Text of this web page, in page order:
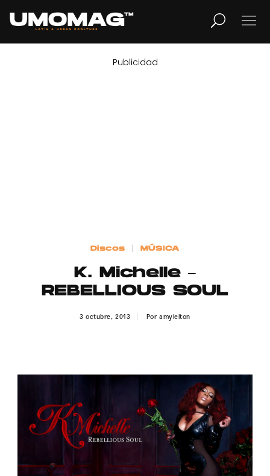
LIFESTYLE
DERECHOS RESERVADOS.
Publicidad
Discos MÚSICA
K. Michelle –
REBELLIOUS SOUL
3 octubre, 2013 Poramyleiton